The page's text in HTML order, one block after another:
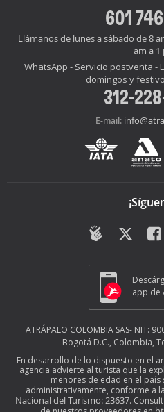
601
Llámanos de lunes a sábado de 8
am a 1
WhatsApp - Servicio postventa -
domingos y
312-
E-mail:
app de
ATRÁPALO COLOMBIA SAS- NIT:
Bogotá D.C., Colombia,
En desarrollo de lo dispuesto en el
agencia advierte al turista que la
menores de edad en el
administrativamente, conforme a
Nacional del Turismo: 23637.